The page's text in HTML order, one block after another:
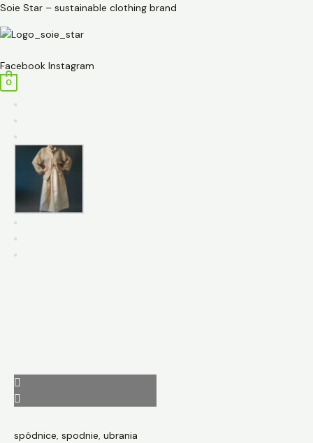
Przejdź
treści
Soie Star – sustainable clothing brand
Facebook Instagram
0
spódnice, spodnie, ubrania
ilość
patchwork
beżowa